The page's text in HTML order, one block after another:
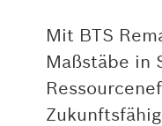
Mit BTS
Maßstäbe in